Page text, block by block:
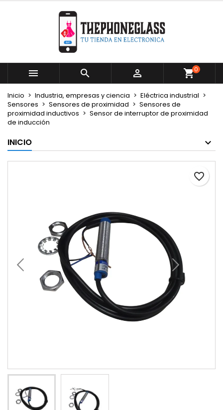
   0
Inicio Industria, empresas y ciencia
Eléctrica industrial
Sensores
Sensores de proximidad
Sensores de
proximidad inductivos
Sensor de interruptor de proximidad
de inducción
INICIO
favorite_border
Mi lista de deseos
Crear nueva lista
Crear lista de deseos
Nombre de la lista de deseos
Cancelar Crear lista de deseos
Iniciar sesión
Debe iniciar sesión para guardar productos en su
lista de deseos.
Cancelar Iniciar sesión